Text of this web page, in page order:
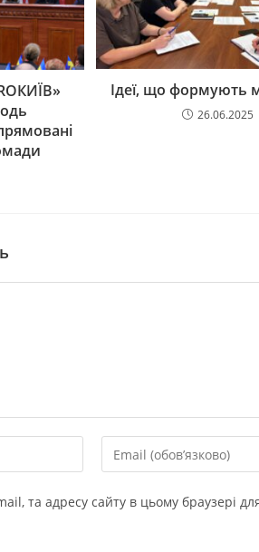
Ідеї, що формують
26.06.2025
та адресу сайту в цьому браузері